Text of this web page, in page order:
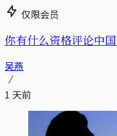
仅限会员
你有什么资格评论中
吴燕
1 天前